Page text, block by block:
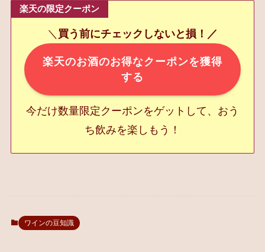
楽天の限定クーポン
＼ 買う前にチェックしないと損！／
楽天のお酒のお得なクーポンを獲得
する
今だけ数量限定クーポンをゲットして、おう
ち飲みを楽しもう！
ワインの豆知識